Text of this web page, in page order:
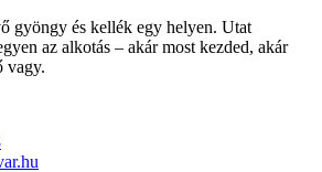
gyöngy és kellék egy helyen. Utat
az alkotás – akár most kezded, akár
vagy.